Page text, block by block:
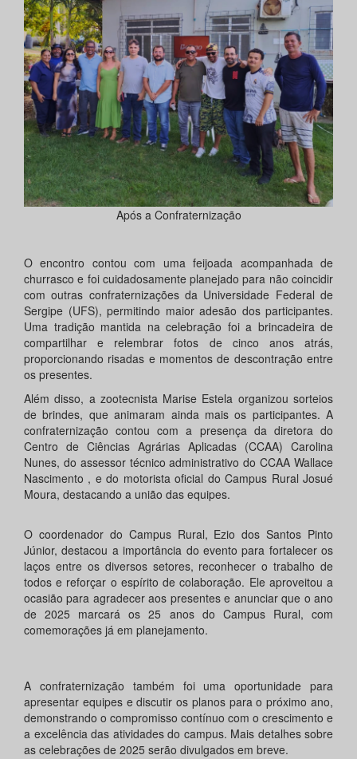
Após a Confraternização
O encontro contou com uma feijoada acompanhada de
churrasco e foi cuidadosamente planejado para não coincidir
com outras confraternizações da Universidade Federal de
Sergipe (UFS), permitindo maior adesão dos participantes.
Uma tradição mantida na celebração foi a brincadeira de
compartilhar e relembrar fotos de cinco anos atrás,
proporcionando risadas e momentos de descontração entre
os presentes.
Além disso, a zootecnista Marise Estela organizou sorteios
de brindes, que animaram ainda mais os participantes. A
confraternização contou com a presença da diretora do
Centro de Ciências Agrárias Aplicadas (CCAA) Carolina
Nunes, do assessor técnico administrativo do CCAA Wallace
Nascimento , e do motorista oficial do Campus Rural Josué
Moura, destacando a união das equipes.
O coordenador do Campus Rural, Ezio dos Santos Pinto
Júnior, destacou a importância do evento para fortalecer os
laços entre os diversos setores, reconhecer o trabalho de
todos e reforçar o espírito de colaboração. Ele aproveitou a
ocasião para agradecer aos presentes e anunciar que o ano
de 2025 marcará os 25 anos do Campus Rural, com
comemorações já em planejamento.
A confraternização também foi uma oportunidade para
apresentar equipes e discutir os planos para o próximo ano,
demonstrando o compromisso contínuo com o crescimento e
a excelência das atividades do campus. Mais detalhes sobre
as celebrações de 2025 serão divulgados em breve.